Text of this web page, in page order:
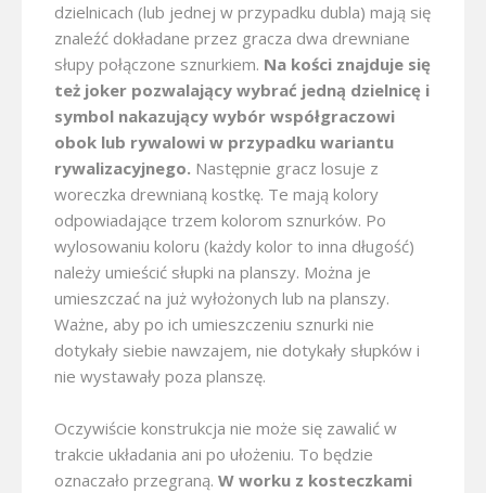
dzielnicach (lub jednej w przypadku dubla) mają się
znaleźć dokładane przez gracza dwa drewniane
słupy połączone sznurkiem. Na kości znajduje się
też joker pozwalający wybrać jedną dzielnicę i
symbol nakazujący wybór współgraczowi
obok lub rywalowi w przypadku wariantu
rywalizacyjnego. Następnie gracz losuje z
woreczka drewnianą kostkę. Te mają kolory
odpowiadające trzem kolorom sznurków. Po
wylosowaniu koloru (każdy kolor to inna długość)
należy umieścić słupki na planszy. Można je
umieszczać na już wyłożonych lub na planszy.
Ważne, aby po ich umieszczeniu sznurki nie
dotykały siebie nawzajem, nie dotykały słupków i
nie wystawały poza planszę.
Oczywiście konstrukcja nie może się zawalić w
trakcie układania ani po ułożeniu. To będzie
oznaczało przegraną. W worku z kosteczkami